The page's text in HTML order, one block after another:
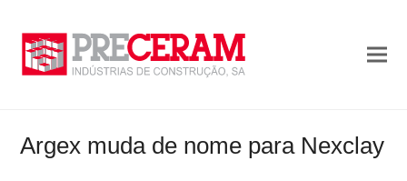
Argex muda de nome para Nexclay